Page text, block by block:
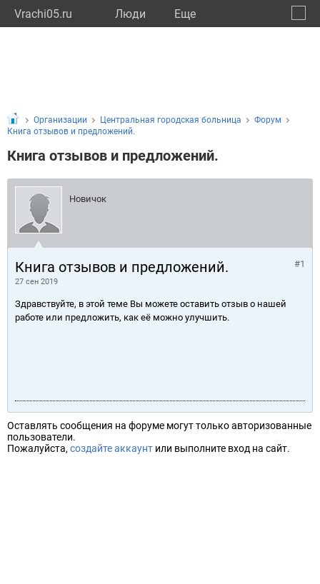
Vrachi05.ru Люди Eще
Организации Центральная городская больница
Форум
Книга отзывов и предложений.
Книга отзывов и предложений.
Новичок
Книга отзывов и предложений.
27 сен 2019
#1
Здравствуйте, в этой теме Вы можете оставить отзыв о нашей
работе или предложить, как её можно улучшить.
Оставлять сообщения на форуме могут только авторизованные
пользователи.
Пожалуйста, создайте аккаунт или выполните вход на сайт.